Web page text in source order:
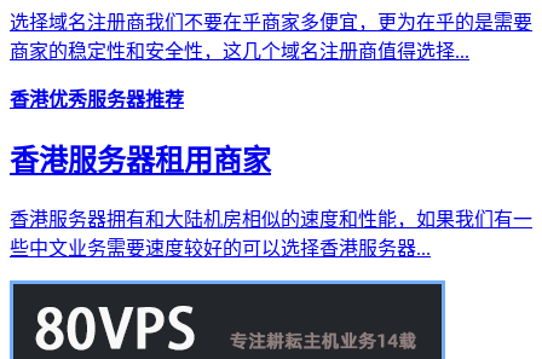
选择域名注册商我们不要在乎商家多便宜，更为在乎的是需要
商家的稳定性和安全性，这几个域名注册商值得选择...
香港优秀服务器推荐
香港服务器租用商家
香港服务器拥有和大陆机房相似的速度和性能，如果我们有一
些中文业务需要速度较好的可以选择香港服务器...